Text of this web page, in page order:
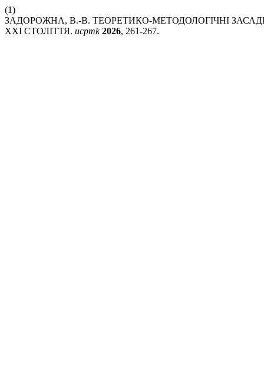
(1)
ЗАДОРОЖНА, В.-В. ТЕОРЕТИКО-МЕТОДОЛОГІЧНІ
XXI СТОЛІТТЯ. ucpmk 2026, 261-267.